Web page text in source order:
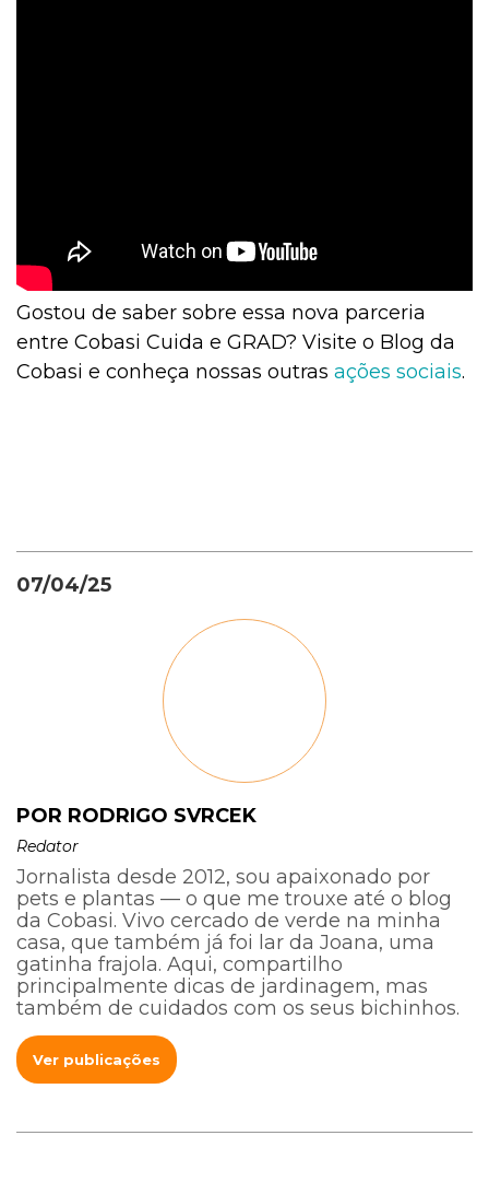
Gostou de saber sobre essa nova parceria
entre Cobasi Cuida e GRAD? Visite o Blog da
Cobasi e conheça nossas outras ações sociais.
07/04/25
POR RODRIGO SVRCEK
Redator
Jornalista desde 2012, sou apaixonado por
pets e plantas — o que me trouxe até o blog
da Cobasi. Vivo cercado de verde na minha
casa, que também já foi lar da Joana, uma
gatinha frajola. Aqui, compartilho
principalmente dicas de jardinagem, mas
também de cuidados com os seus bichinhos.
Ver publicações